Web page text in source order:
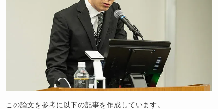
この論文を参考に以下の記事を作成しています。